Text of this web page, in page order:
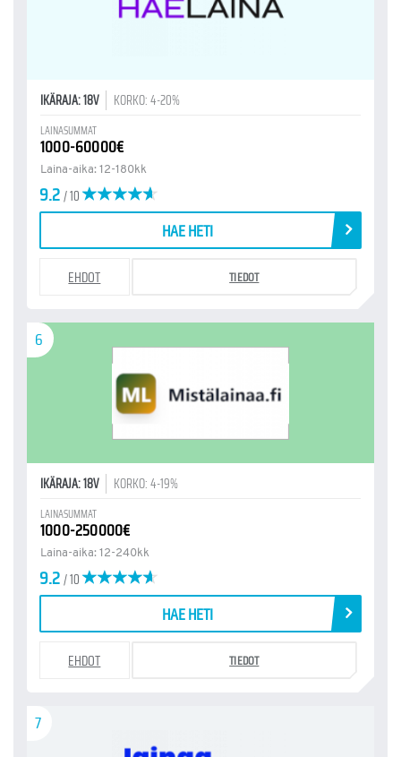
IKÄRAJA: 18V KORKO: 4-20%
LAINASUMMAT
1000-60000€
Laina-aika: 12-180kk
9.2/ 10
HAE HETI
EHDOT TIEDOT
6
IKÄRAJA: 18V KORKO: 4-19%
LAINASUMMAT
1000-250000€
Laina-aika: 12-240kk
9.2/ 10
HAE HETI
EHDOT TIEDOT
7